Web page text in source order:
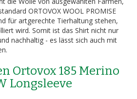
ORTOVOX WOOL PROMISE
für artgerechte Tierhaltung stehen,
wird. Somit ist das Shirt nicht nur
nachhaltig - es lässt sich auch mit
Ortovox 185 Merino
Longsleeve